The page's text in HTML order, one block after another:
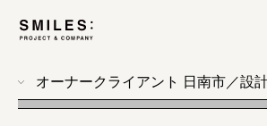
オーナークライアント 日南市／設
all